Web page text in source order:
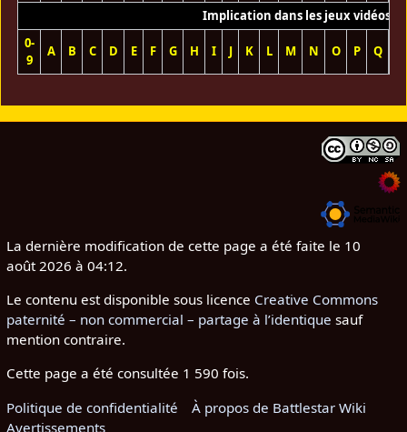
Implication dans les jeux vidéos
0-
9
A B C D E F G H I J K L M N O P Q
La dernière modification de cette page a été faite le 10
août 2026 à 04:12.
Le contenu est disponible sous licence Creative Commons
paternité – non commercial – partage à l’identique sauf
mention contraire.
Cette page a été consultée 1 590 fois.
Politique de confidentialité
À propos de Battlestar Wiki
Avertissements